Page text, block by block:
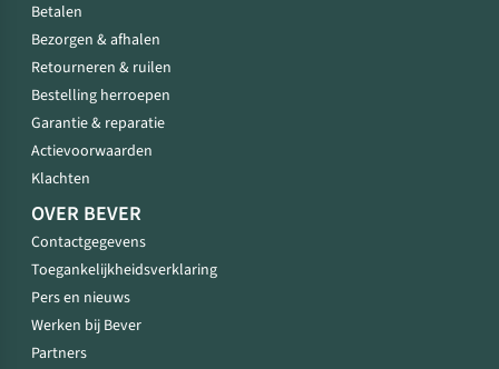
Betalen
Bezorgen & afhalen
Retourneren & ruilen
Bestelling herroepen
Garantie & reparatie
Actievoorwaarden
Klachten
OVER BEVER
Contactgegevens
Toegankelijkheidsverklaring
Pers en nieuws
Werken bij Bever
Partners